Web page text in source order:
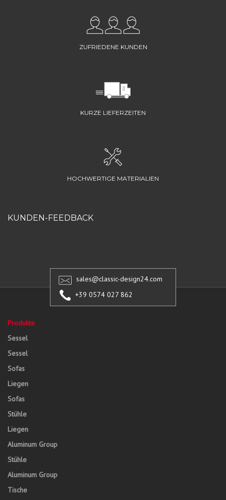
ZUFRIEDENE KUNDEN
KURZE LIEFERZEITEN
HOCHWERTIGE MATERIALIEN
KUNDEN-FEEDBACK
sales@classic-design24.com
+39 0574 027 862
Produkte
Sessel
Sessel
Sofas
Liegen
Sofas
Stühle
Liegen
Aluminum Group
Stühle
Aluminum Group
Tische